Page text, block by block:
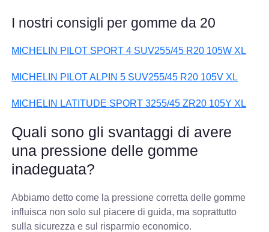
I nostri consigli per gomme da 20
MICHELIN PILOT SPORT 4 SUV255/45 R20 105W XL
MICHELIN PILOT ALPIN 5 SUV255/45 R20 105V XL
MICHELIN LATITUDE SPORT 3255/45 ZR20 105Y XL
Quali sono gli svantaggi di avere
una pressione delle gomme
inadeguata?
Abbiamo detto come la pressione corretta delle gomme
influisca non solo sul piacere di guida, ma soprattutto
sulla sicurezza e sul risparmio economico.